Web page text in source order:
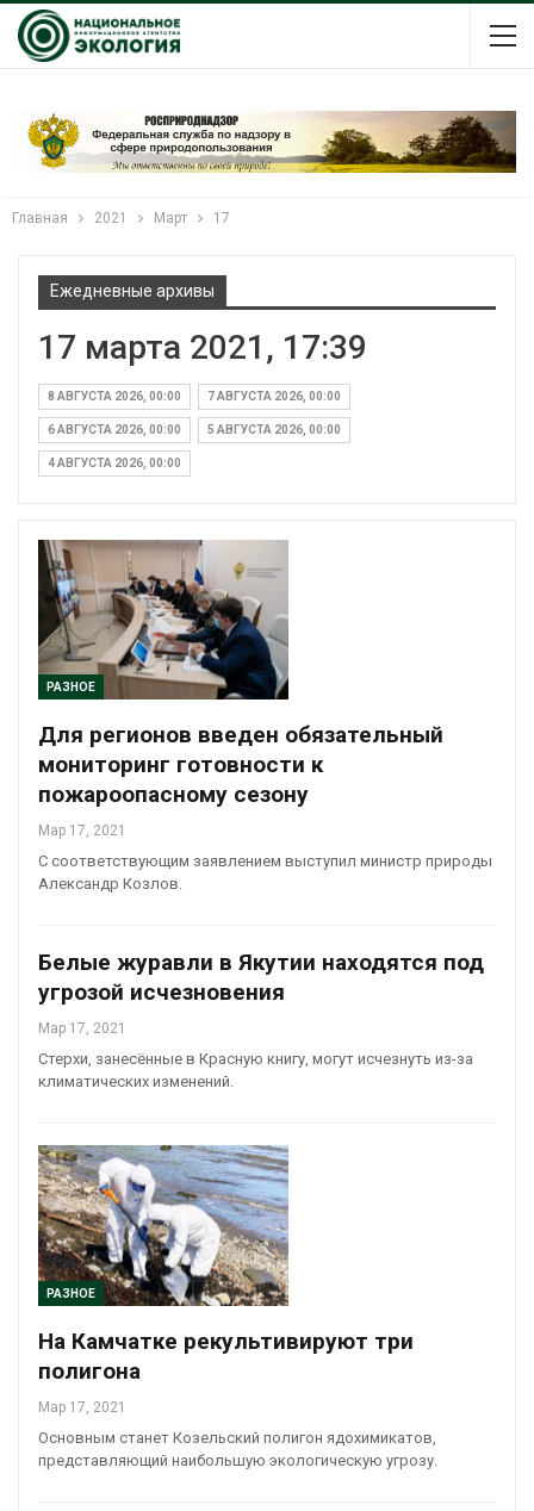
Главная 2021 Март 17
Ежедневные архивы
17 марта 2021, 17:39
8 АВГУСТА 2026, 00:00 7 АВГУСТА 2026, 00:00
6 АВГУСТА 2026, 00:00 5 АВГУСТА 2026, 00:00
4 АВГУСТА 2026, 00:00
РАЗНОЕ
Для регионов введен обязательный
мониторинг готовности к
пожароопасному сезону
Мар 17, 2021
С соответствующим заявлением выступил министр природы
Александр Козлов.
Белые журавли в Якутии находятся под
угрозой исчезновения
Мар 17, 2021
Стерхи, занесённые в Красную книгу, могут исчезнуть из-за
климатических изменений.
РАЗНОЕ
На Камчатке рекультивируют три
полигона
Мар 17, 2021
Основным станет Козельский полигон ядохимикатов,
представляющий наибольшую экологическую угрозу.